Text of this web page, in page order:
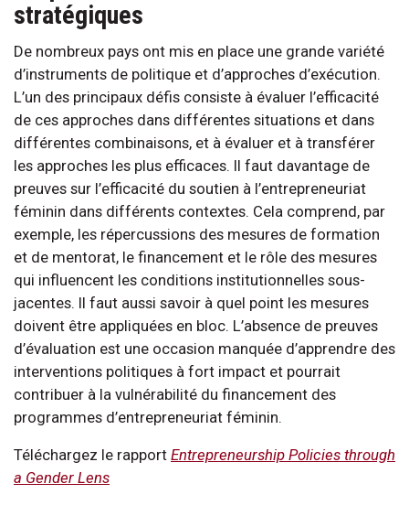
stratégiques
De nombreux pays ont mis en place une grande variété
d’instruments de politique et d’approches d’exécution.
L’un des principaux défis consiste à évaluer l’efficacité
de ces approches dans différentes situations et dans
différentes combinaisons, et à évaluer et à transférer
les approches les plus efficaces. Il faut davantage de
preuves sur l’efficacité du soutien à l’entrepreneuriat
féminin dans différents contextes. Cela comprend, par
exemple, les répercussions des mesures de formation
et de mentorat, le financement et le rôle des mesures
qui influencent les conditions institutionnelles sous-
jacentes. Il faut aussi savoir à quel point les mesures
doivent être appliquées en bloc. L’absence de preuves
d’évaluation est une occasion manquée d’apprendre des
interventions politiques à fort impact et pourrait
contribuer à la vulnérabilité du financement des
programmes d’entrepreneuriat féminin.
Téléchargez le rapport Entrepreneurship Policies through
a Gender Lens